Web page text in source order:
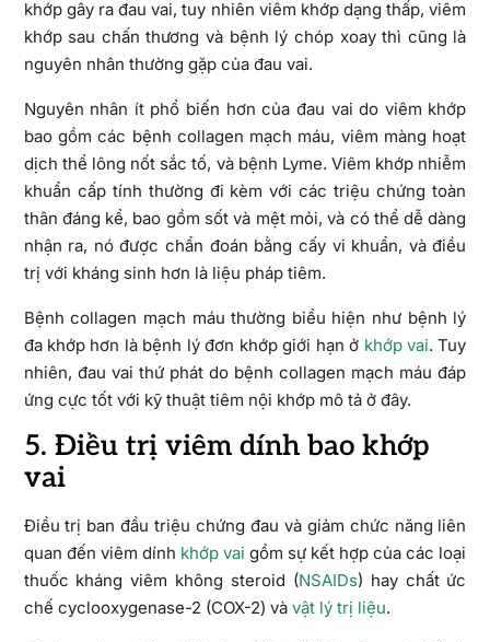
khớp gây ra đau vai, tuy nhiên viêm khớp dạng thấp, viêm
khớp sau chấn thương và bệnh lý chóp xoay thì cũng là
nguyên nhân thường gặp của đau vai.
Nguyên nhân ít phổ biến hơn của đau vai do viêm khớp
bao gồm các bệnh collagen mạch máu, viêm màng hoạt
dịch thể lông nốt sắc tố, và bệnh Lyme. Viêm khớp nhiễm
khuẩn cấp tính thường đi kèm với các triệu chứng toàn
thân đáng kể, bao gồm sốt và mệt mỏi, và có thể dễ dàng
nhận ra, nó được chẩn đoán bằng cấy vi khuẩn, và điều
trị với kháng sinh hơn là liệu pháp tiêm.
Bệnh collagen mạch máu thường biểu hiện như bệnh lý
đa khớp hơn là bệnh lý đơn khớp giới hạn ở khớp vai. Tuy
nhiên, đau vai thứ phát do bệnh collagen mạch máu đáp
ứng cực tốt với kỹ thuật tiêm nội khớp mô tả ở đây.
5. Điều trị viêm dính bao khớp
vai
Điều trị ban đầu triệu chứng đau và giảm chức năng liên
quan đến viêm dính khớp vai gồm sự kết hợp của các loại
thuốc kháng viêm không steroid (NSAIDs) hay chất ức
chế cyclooxygenase-2 (COX-2) và vật lý trị liệu.